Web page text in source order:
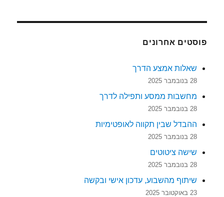
פוסטים אחרונים
שאלות אמצע הדרך
28 בנובמבר 2025
מחשבות ממסע ותפילה לדרך
28 בנובמבר 2025
ההבדל שבין תקווה לאופטימיות
28 בנובמבר 2025
שישה ציטוטים
28 בנובמבר 2025
שיתוף מהשבוע, עדכון אישי ובקשה
23 באוקטובר 2025